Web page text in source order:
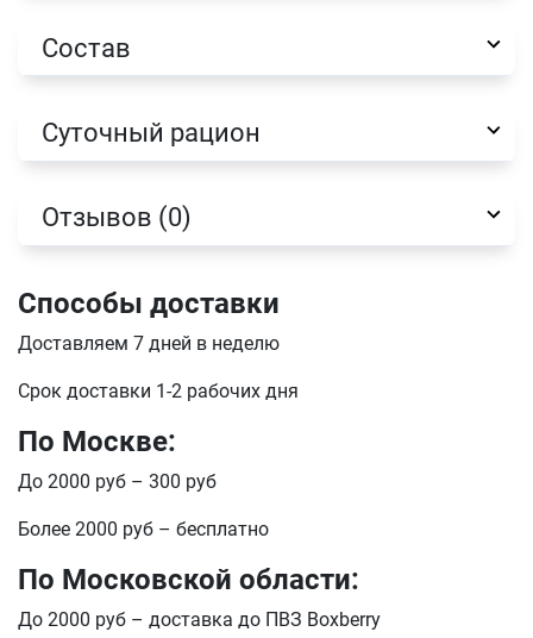
Состав
Суточный рацион
Отзывов (0)
Способы доставки
Доставляем 7 дней в неделю
Срок доставки 1-2 рабочих дня
По Москве:
До 2000 руб – 300 руб
Более 2000 руб – бесплатно
По Московской области:
До 2000 руб – доставка до ПВЗ Boxberry